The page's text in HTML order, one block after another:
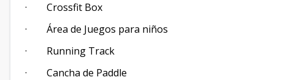
· Crossfit Box
· Área de Juegos para niños
· Running Track
· Cancha de Paddle